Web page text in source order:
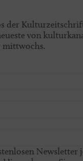
der
von
mittwochs.
Newsletter